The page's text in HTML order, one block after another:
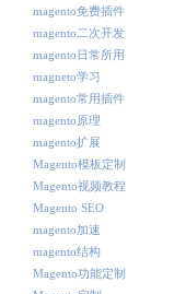
magento免费插件
magento二次开发
magento日常所用
magneto学习
magento常用插件
magento原理
magento扩展
Magento模板定制
Magento视频教程
Magento SEO
magento加速
magento结构
Magento功能定制